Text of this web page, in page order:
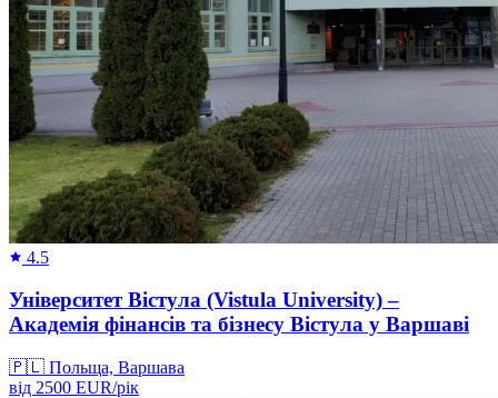
4.5
Університет Вістула (Vistula University) –
Академія фінансів та бізнесу Вістула у Варшаві
🇵🇱 Польща, Варшава
від 2500 EUR/рік